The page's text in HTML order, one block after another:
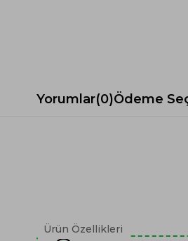
Ev Tekstili
Yorumlar(0)Ödeme
Ürün Özellikleri